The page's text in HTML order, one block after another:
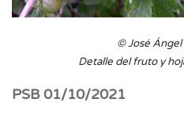
© José
Detalle del fruto y
PSB 01/10/2021